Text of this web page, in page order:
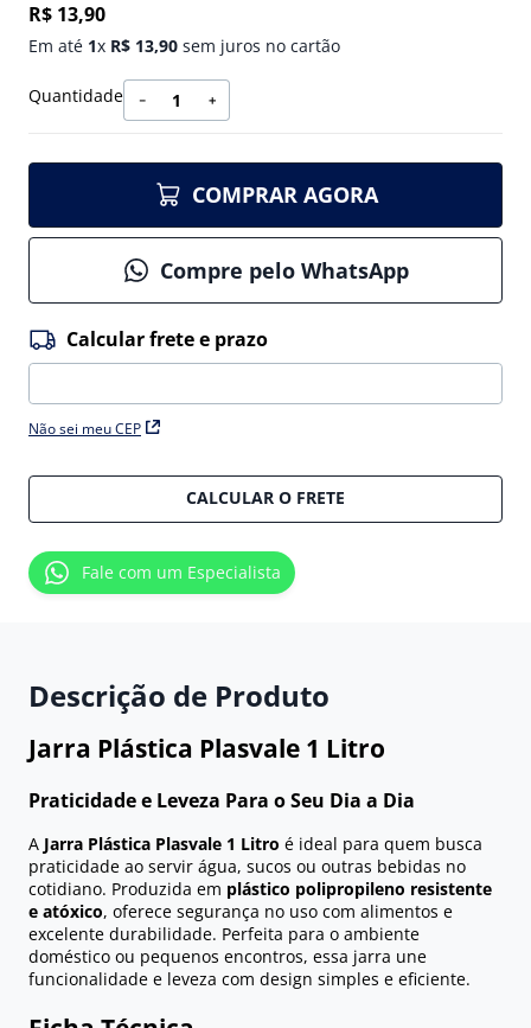
R$ 13,90
Em até 1x R$ 13,90 sem juros no cartão
Quantidade ＋
－
COMPRAR AGORA
Compre pelo WhatsApp
Não sei meu CEP
CALCULAR O FRETE
Fale com um Especialista
Descrição de Produto
Jarra Plástica Plasvale 1 Litro
Praticidade e Leveza Para o Seu Dia a Dia
A Jarra Plástica Plasvale 1 Litro é ideal para quem busca
praticidade ao servir água, sucos ou outras bebidas no
cotidiano. Produzida em plástico polipropileno resistente
e atóxico, oferece segurança no uso com alimentos e
excelente durabilidade. Perfeita para o ambiente
doméstico ou pequenos encontros, essa jarra une
funcionalidade e leveza com design simples e eficiente.